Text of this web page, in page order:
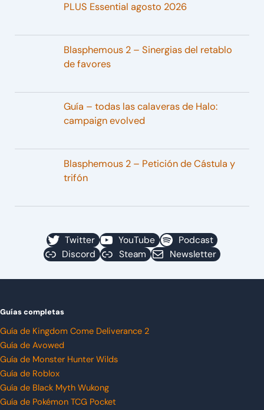
PLUS Essential agosto 2026
Blasphemous 2 – Sinergias del retablo
de favores
Guía – todas las calaveras de Halo:
campaign evolved
Blasphemous 2 – Petición de Cástula y
trifón
Twitter YouTube
Podcast
Discord
Steam Newsletter
Guías completas
Guía de Kingdom Come Deliverance 2
Guía de Avowed
Guía de Monster Hunter Wilds
Guía de Roblox
Guía de Black Myth Wukong
Guía de Pokémon TCG Pocket